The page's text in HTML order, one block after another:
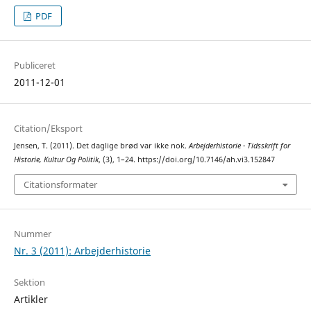
PDF
Publiceret
2011-12-01
Citation/Eksport
Jensen, T. (2011). Det daglige brød var ikke nok.Arbejderhistorie - Tidsskrift for
Historie, Kultur Og Politik, (3), 1–24. https://doi.org/10.7146/ah.vi3.152847
Citationsformater
Nummer
Nr. 3 (2011): Arbejderhistorie
Sektion
Artikler